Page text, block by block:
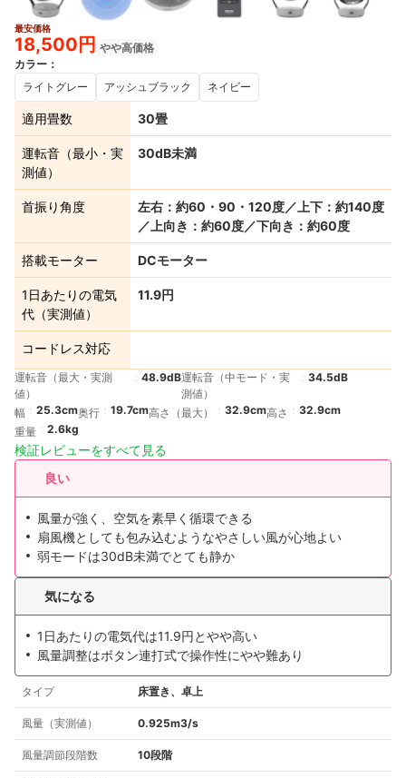
最安価格
18,500円 やや高価格
カラー ：
ライトグレー
アッシュブラック ネイビー
適用畳数 30畳
運転音（最小・実
測値）
30dB未満
首振り角度
左右：約60・90・120度／上下：約140度
／上向き：約60度／下向き：約60度
搭載モーター DCモーター
1日あたりの電気
代（実測値）
11.9円
コードレス対応
運転音（最大・実測
値）
48.9dB運転音（中モード・実
測値）
34.5dB
幅 25.3cm奥行 19.7cm高さ（最大） 32.9cm高さ
32.9cm
重量
2.6kg
検証レビューをすべて見る
良い
風量が強く、空気を素早く循環できる
扇風機としても包み込むようなやさしい風が心地よい
弱モードは30dB未満でとても静か
気になる
1日あたりの電気代は11.9円とやや高い
風量調整はボタン連打式で操作性にやや難あり
タイプ 床置き、卓上
風量（実測値） 0.925m3/s
風量調節段階数 10段階